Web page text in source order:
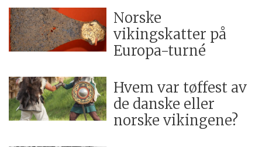
Norske
vikingskatter på
Europa-turné
Hvem var tøffest av
de danske eller
norske vikingene?